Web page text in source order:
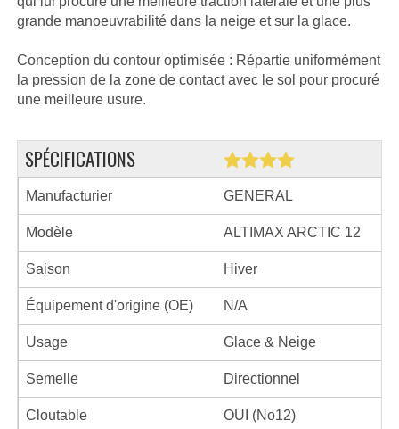
grande manoeuvrabilité dans la neige et sur la glace.
Conception du contour optimisée : Répartie uniformément
la pression de la zone de contact avec le sol pour procuré
une meilleure usure.
SPÉCIFICATIONS
Manufacturier GENERAL
Modèle ALTIMAX ARCTIC 12
Saison Hiver
Équipement d'origine (OE) N/A
Usage Glace & Neige
Semelle Directionnel
Cloutable OUI (No12)